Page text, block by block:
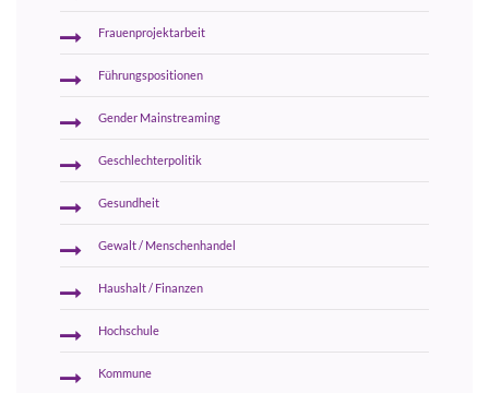
Frauenprojektarbeit
Führungspositionen
Gender Mainstreaming
Geschlechterpolitik
Gesundheit
Gewalt / Menschenhandel
Haushalt / Finanzen
Hochschule
Kommune